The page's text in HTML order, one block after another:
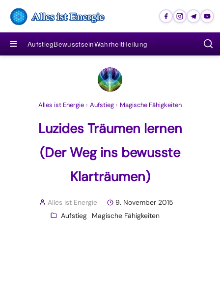
≡ AufstiegBewusstseinWahrheitHeilung
Alles ist Energie › Aufstieg › Magische Fähigkeiten
Luzides Träumen lernen
(Der Weg ins bewusste
Klarträumen)
Alles ist Energie
9. November 2015
Aufstieg
Magische Fähigkeiten